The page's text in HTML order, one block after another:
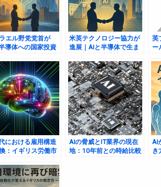
エル野党党首が
導体への国家投資
ンドン・ケンブリ
進むテック連携
米英テクノロジー協力が
進展｜AIと半導体で生ま
英
ー
における雇用構造
：イギリス労働市
AIの脅威とIT業界の現在
地：10年前との時給比較
AI
き